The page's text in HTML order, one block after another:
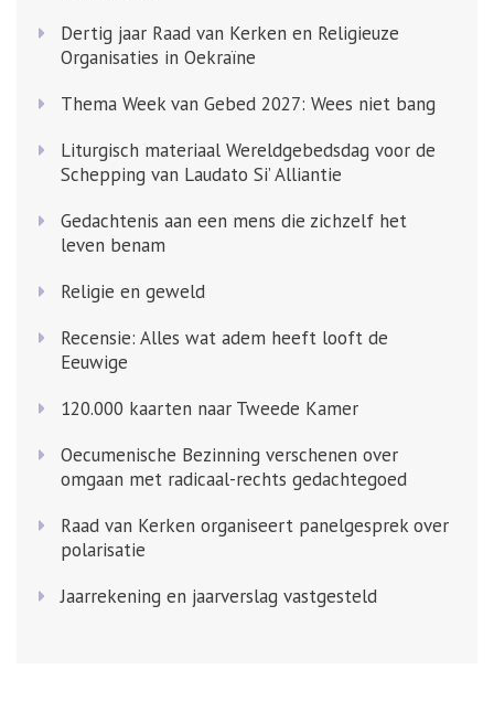
Dertig jaar Raad van Kerken en Religieuze
Organisaties in Oekraïne
Thema Week van Gebed 2027: Wees niet bang
Liturgisch materiaal Wereldgebedsdag voor de
Schepping van Laudato Si’ Alliantie
Gedachtenis aan een mens die zichzelf het
leven benam
Religie en geweld
Recensie: Alles wat adem heeft looft de
Eeuwige
120.000 kaarten naar Tweede Kamer
Oecumenische Bezinning verschenen over
omgaan met radicaal-rechts gedachtegoed
Raad van Kerken organiseert panelgesprek over
polarisatie
Jaarrekening en jaarverslag vastgesteld